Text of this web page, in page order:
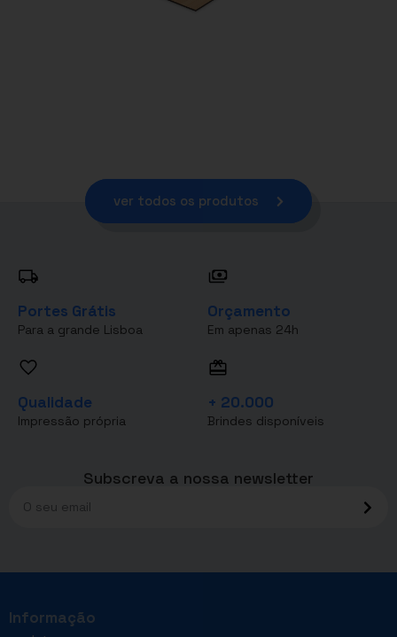
ver todos os produtos
Portes Grátis
Para a grande Lisboa
Orçamento
Em apenas 24h
Qualidade
Impressão própria
+ 20.000
Brindes disponíveis
Subscreva a nossa newsletter
Informação